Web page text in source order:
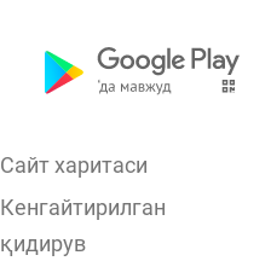
Сайт харитаси
Кенгайтирилган
қидирув